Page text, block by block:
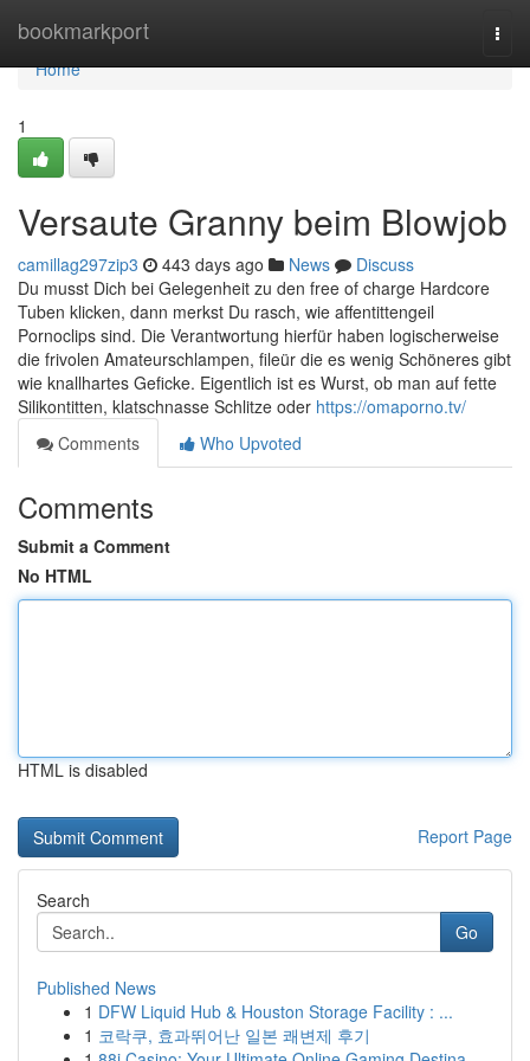
bookmarkport
Home
Home
1
Versaute Granny beim Blowjob
camillag297zip3 443 days ago News
Discuss
Du musst Dich bei Gelegenheit zu den free of charge Hardcore
Tuben klicken, dann merkst Du rasch, wie affentittengeil
Pornoclips sind. Die Verantwortung hierfür haben logischerweise
die frivolen Amateurschlampen, fileür die es wenig Schöneres gibt
wie knallhartes Geficke. Eigentlich ist es Wurst, ob man auf fette
Silikontitten, klatschnasse Schlitze oder https://omaporno.tv/
Comments
Who Upvoted
Comments
Submit a Comment
No HTML
HTML is disabled
Report Page
Search
Go
Published News
1 DFW Liquid Hub & Houston Storage Facility : ...
1 코락쿠, 효과뛰어난 일본 쾌변제 후기